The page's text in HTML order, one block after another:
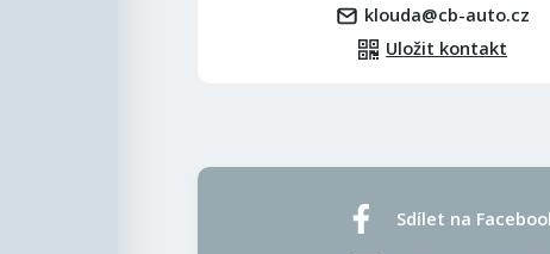
klouda@cb-auto.cz
Uložit kontakt
Sdílet na